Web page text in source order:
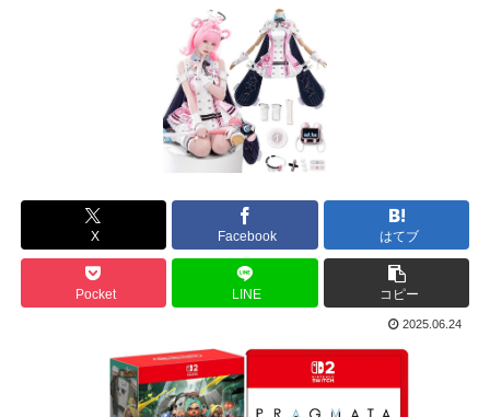
X Facebook はてブ
Pocket LINE コピー
2025.06.24